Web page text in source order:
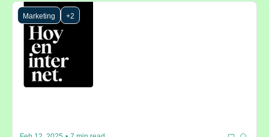
Marketing +2